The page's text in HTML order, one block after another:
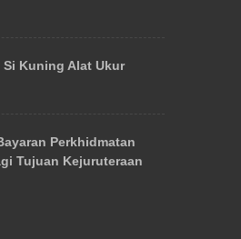
Kuning Alat Ukur
Perkhidmatan
Tujuan Kejuruteraan